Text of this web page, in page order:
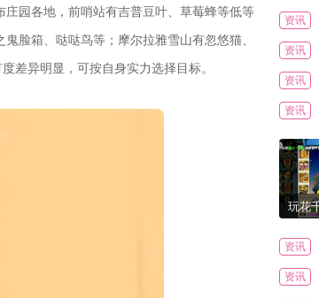
园各地，前哨站有吉普豆叶、草莓蜂等低等
脸箱、哒哒鸟等；摩尔拉雅雪山有忽悠猫、
差异明显，可按自身实力选择目标。
资讯
资讯
资讯
资讯
资讯
资讯